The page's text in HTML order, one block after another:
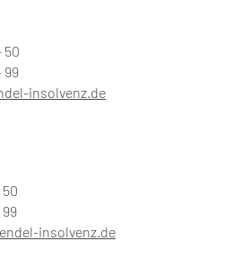
50
99
insolvenz.de
50
99
insolvenz.de